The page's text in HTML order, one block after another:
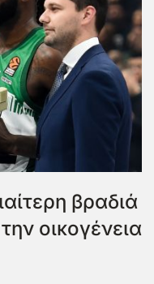
βραδιά
οικογένεια